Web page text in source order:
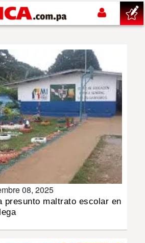
08, 2025
presunto maltrato escolar en